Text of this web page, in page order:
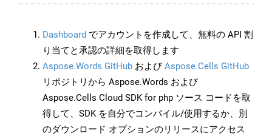
Dashboard でアカウントを作成して、無料の API 割
り当てと承認の詳細を取得します
Aspose.Words GitHub およびAspose.Cells GitHub
リポジトリから Aspose.Words および
Aspose.Cells Cloud SDK for php ソース コードを取
得して、SDK を自分でコンパイル/使用するか、別
のダウンロード オプションのリリースにアクセス